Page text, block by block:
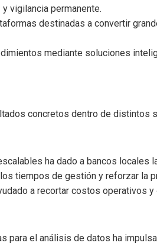
vigilancia permanente.
destinadas a convertir
mediante soluciones
concretos dentro de distintos
ha dado a bancos locales
tiempos de gestión y reforzar la
a recortar costos operativos y
para el análisis de datos ha